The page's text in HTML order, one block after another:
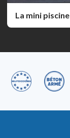
La mini piscine